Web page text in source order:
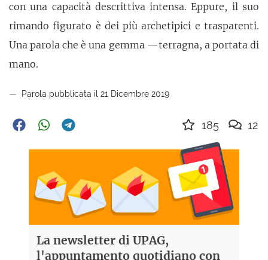
con una capacità descrittiva intensa. Eppure, il suo
rimando figurato è dei più archetipici e trasparenti.
Una parola che è una gemma —terragna, a portata di
mano.
Parola pubblicata il 21 Dicembre 2019
185 12
La newsletter di UPAG,
l'appuntamento quotidiano con